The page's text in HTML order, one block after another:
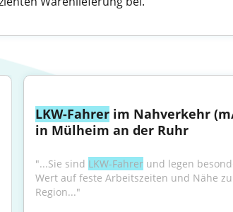
LKW-Fahrer im Nahverkehr
in Mülheim an der Ruhr
"...Sie sind LKW-Fahrer und legen
Wert auf feste Arbeitszeiten und Nähe
Region..."